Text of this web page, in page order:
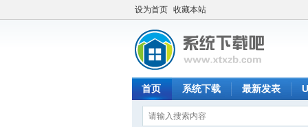
设为首页 收藏本站
首页 系统下载 最新发表